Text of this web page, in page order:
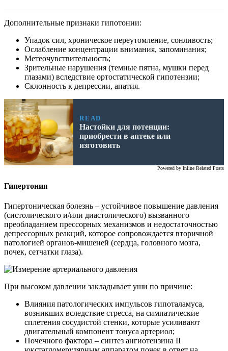
Дополнительные признаки гипотонии:
Упадок сил, хроническое переутомление, сонливость;
Ослабление концентрации внимания, запоминания;
Метеочувствительность;
Зрительные нарушения (темные пятна, мушки перед
глазами) вследствие ортостатической гипотензии;
Склонность к депрессии, апатия.
READ
Настойки для потенции:
приобрести в аптеке или
изготовить
Powered by Inline Related Posts
Гипертония
Гипертоническая болезнь – устойчивое повышение давления
(систолического и/или диастолического) вызванного
преобладанием прессорных механизмов и недостаточностью
депрессорных реакций, которое сопровождается вторичной
патологией органов-мишеней (сердца, головного мозга,
почек, сетчатки глаза).
При высоком давлении закладывает уши по причине:
Влияния патологических импульсов гипоталамуса,
возникших вследствие стресса, на симпатические
сплетения сосудистой стенки, которые усиливают
двигательный компонент тонуса артериол;
Почечного фактора – синтез ангиотензина II